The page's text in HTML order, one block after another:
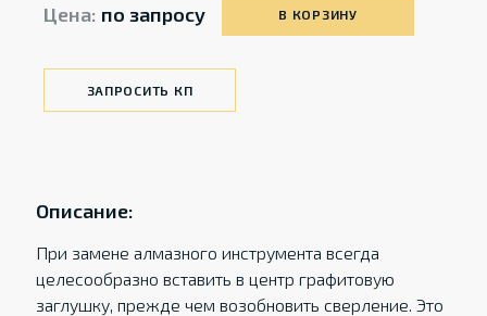
Цена: по запросу В КОРЗИНУ
ЗАПРОСИТЬ КП
Описание:
При замене алмазного инструмента всегда
целесообразно вставить в центр графитовую
заглушку, прежде чем возобновить сверление. Это